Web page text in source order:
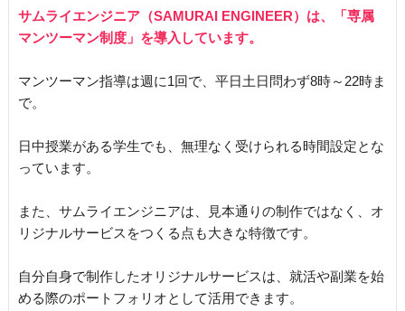
サムライエンジニア（SAMURAI ENGINEER）は、「専属
マンツーマン制度」を導入しています。
マンツーマン指導は週に1回で、平日土日問わず8時～22時ま
で。
日中授業がある学生でも、無理なく受けられる時間設定とな
っています。
また、サムライエンジニアは、見本通りの制作ではなく、オ
リジナルサービスをつくる点も大きな特徴です。
自分自身で制作したオリジナルサービスは、就活や副業を始
める際のポートフォリオとして活用できます。